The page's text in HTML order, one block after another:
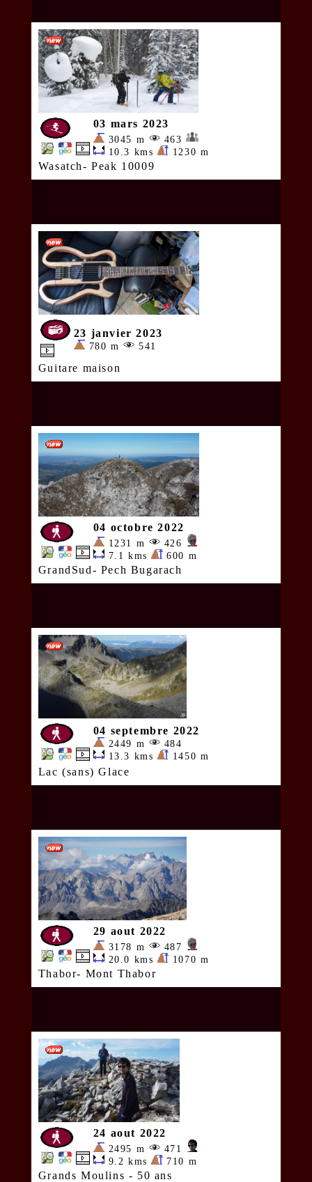
03 mars 2023
3045 m
463
10.3 kms
1230 m
Wasatch- Peak 10009
23 janvier 2023
780 m 541
Guitare maison
04 octobre 2022
1231 m
426
7.1 kms
600 m
GrandSud- Pech Bugarach
04 septembre 2022
2449 m
484
13.3 kms
1450 m
Lac (sans) Glace
29 aout 2022
3178 m
487
20.0 kms
1070 m
Thabor- Mont Thabor
24 aout 2022
2495 m
471
9.2 kms
710 m
Grands Moulins - 50 ans